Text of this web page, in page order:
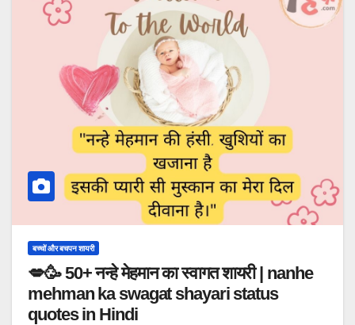
बच्चों और बचपन शायरी
💋🥳 50+ नन्हे मेहमान का स्वागत शायरी | nanhe
mehman ka swagat shayari status
quotes in Hindi